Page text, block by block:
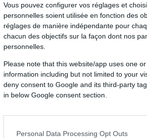
Vous pouvez configurer vos réglages et
personnelles soient utilisée en fonction des
réglages de manière indépendante pour
chacun des objectifs sur la façon dont nos
personnelles.
Please note that this website/app uses one
information including but not limited to your
deny consent to Google and its third-party
in below Google consent section.
Personal Data Processing Opt Outs